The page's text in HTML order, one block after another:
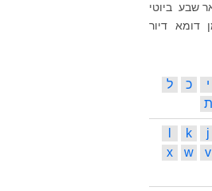
שבע ביוטי
דומא דיור
י כ
ל
ת
j
k
v
w
x